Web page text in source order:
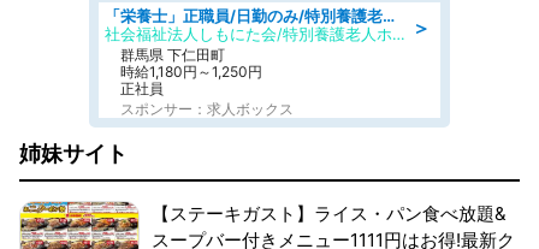
＞
「栄養士」正職員/日勤のみ/特別養護老人ホーム
社会福祉法人しもにた会/特別養護老人ホーム かぶらの里
群馬県 下仁田町
時給1,180円～1,250円
正社員
スポンサー：求人ボックス
姉妹サイト
【ステーキガスト】ライス・パン食べ放題&
スープバー付きメニュー1111円はお得!最新ク